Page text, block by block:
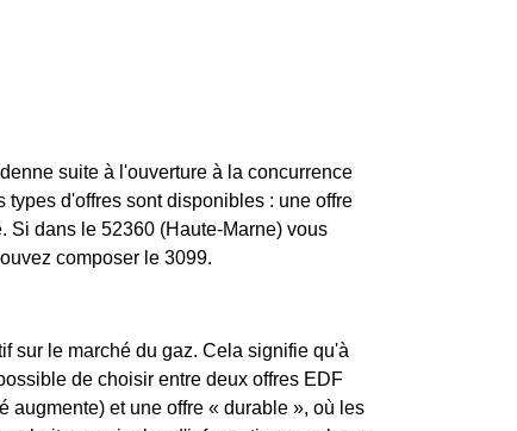
suite à l'ouverture à la concurrence
d'offres sont disponibles : une offre
Si dans le 52360 (Haute-Marne) vous
composer le 3099.
sur le marché du gaz. Cela signifie qu'à
de choisir entre deux offres EDF
augmente) et une offre « durable », où les